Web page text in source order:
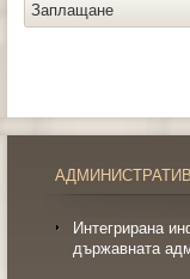
Заплащане
Интегрирана
държавната